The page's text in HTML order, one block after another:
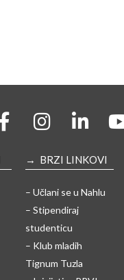
→ BRZI LINKOVI
– Učlani se u Nahlu
– Stipendiraj
studenticu
– Klub mladih
Tignum Tuzla